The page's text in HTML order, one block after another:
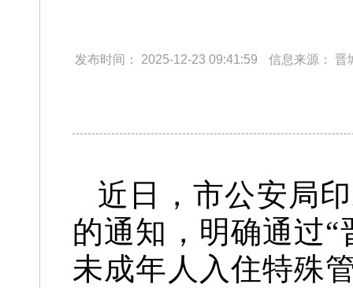
发布时间： 2025-12-23 09:41:59 信息来源： 晋
近日，市公安局
的通知，明确通过
未成年人入住特殊